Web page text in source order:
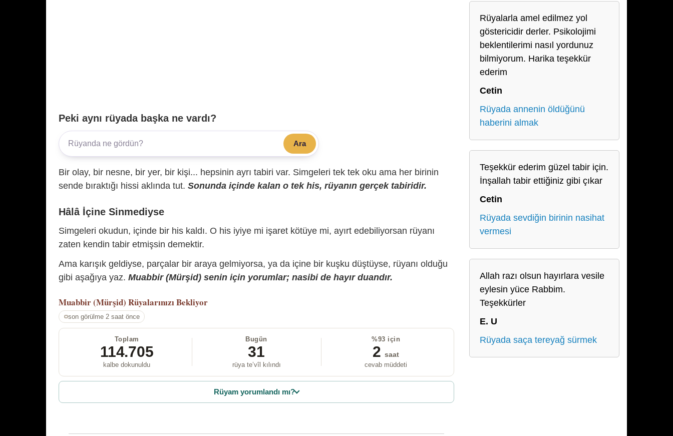
Peki aynı rüyada başka ne vardı?
Ara
Bir olay, bir nesne, bir yer, bir kişi... hepsinin ayrı tabiri var. Simgeleri tek tek oku ama her birinin
sende bıraktığı hissi aklında tut. Sonunda içinde kalan o tek his, rüyanın gerçek tabiridir.
Hâlâ İçine Sinmediyse
Simgeleri okudun, içinde bir his kaldı. O his iyiye mi işaret kötüye mi, ayırt edebiliyorsan rüyanı
zaten kendin tabir etmişsin demektir.
Ama karışık geldiyse, parçalar bir araya gelmiyorsa, ya da içine bir kuşku düştüyse, rüyanı olduğu
gibi aşağıya yaz. Muabbir (Mürşid) senin için yorumlar; nasibi de hayır duandır.
Muabbir (Mürşid) Rüyalarınızı Bekliyor
son görülme 2 saat önce
Toplam
114.705
kalbe dokunuldu
Bugün
31
rüya te’vîl kılındı
%93 için
2 saat
cevab müddeti
Rüyam yorumlandı mı?
Rüyalarla amel edilmez yol
göstericidir derler. Psikolojimi
beklentilerimi nasıl yordunuz
bilmiyorum. Harika teşekkür
ederim
Cetin
Rüyada annenin öldüğünü
haberini almak
Teşekkür ederim güzel tabir için.
İnşallah tabir ettiğiniz gibi çıkar
Cetin
Rüyada sevdiğin birinin nasihat
vermesi
Allah razı olsun hayırlara vesile
eylesin yüce Rabbim.
Teşekkürler
E. U
Rüyada saça tereyağ sürmek